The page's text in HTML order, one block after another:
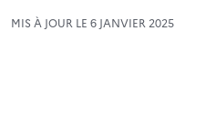
MIS À JOUR LE 6 JANVIER 2025